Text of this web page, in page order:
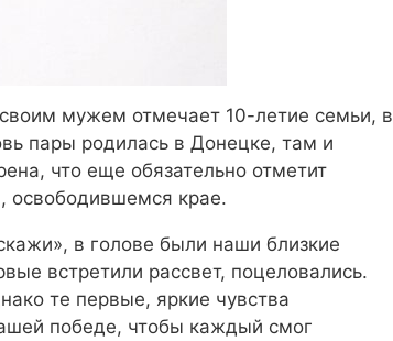
мужем отмечает 10-летие семьи, в
пары родилась в Донецке, там и
что еще обязательно отметит
освободившемся крае.
в голове были наши близкие
встретили рассвет, поцеловались.
те первые, яркие чувства
победе, чтобы каждый смог